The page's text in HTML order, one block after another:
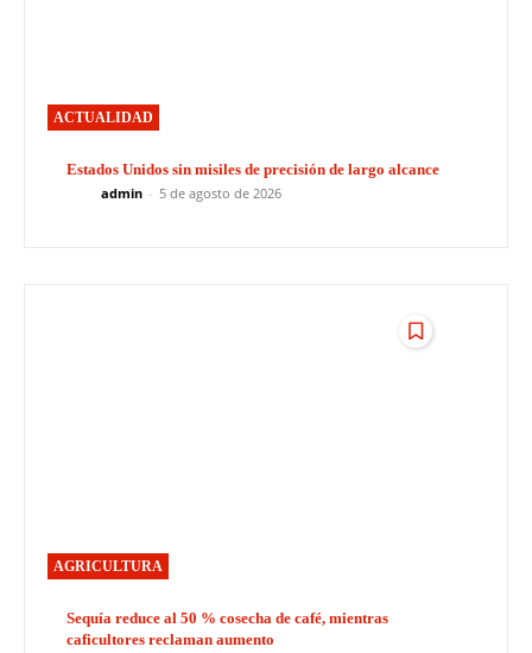
ACTUALIDAD
Estados Unidos sin misiles de precisión de largo alcance
admin - 5 de agosto de 2026
AGRICULTURA
Sequía reduce al 50 % cosecha de café, mientras
caficultores reclaman aumento